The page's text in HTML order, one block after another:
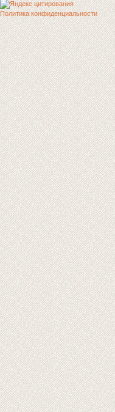
Политика конфиденциальности